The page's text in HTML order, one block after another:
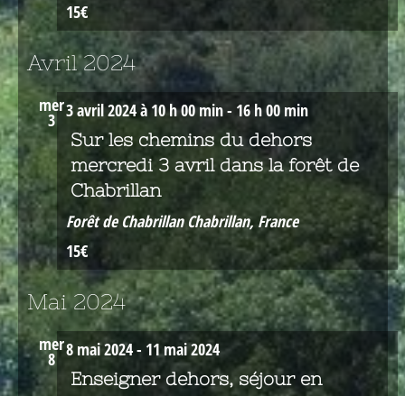
15€
Avril 2024
mer
3 3 avril 2024 à 10 h 00 min- 16 h 00 min
Sur les chemins du dehors
mercredi 3 avril dans la forêt de
Chabrillan
Forêt de Chabrillan Chabrillan, France
15€
Mai 2024
mer
8 8 mai 2024- 11 mai 2024
Enseigner dehors, séjour en